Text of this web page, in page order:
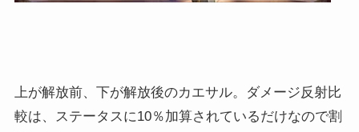
上が解放前、下が解放後のカエサル。ダメージ反射比
較は、ステータスに10％加算されているだけなので割